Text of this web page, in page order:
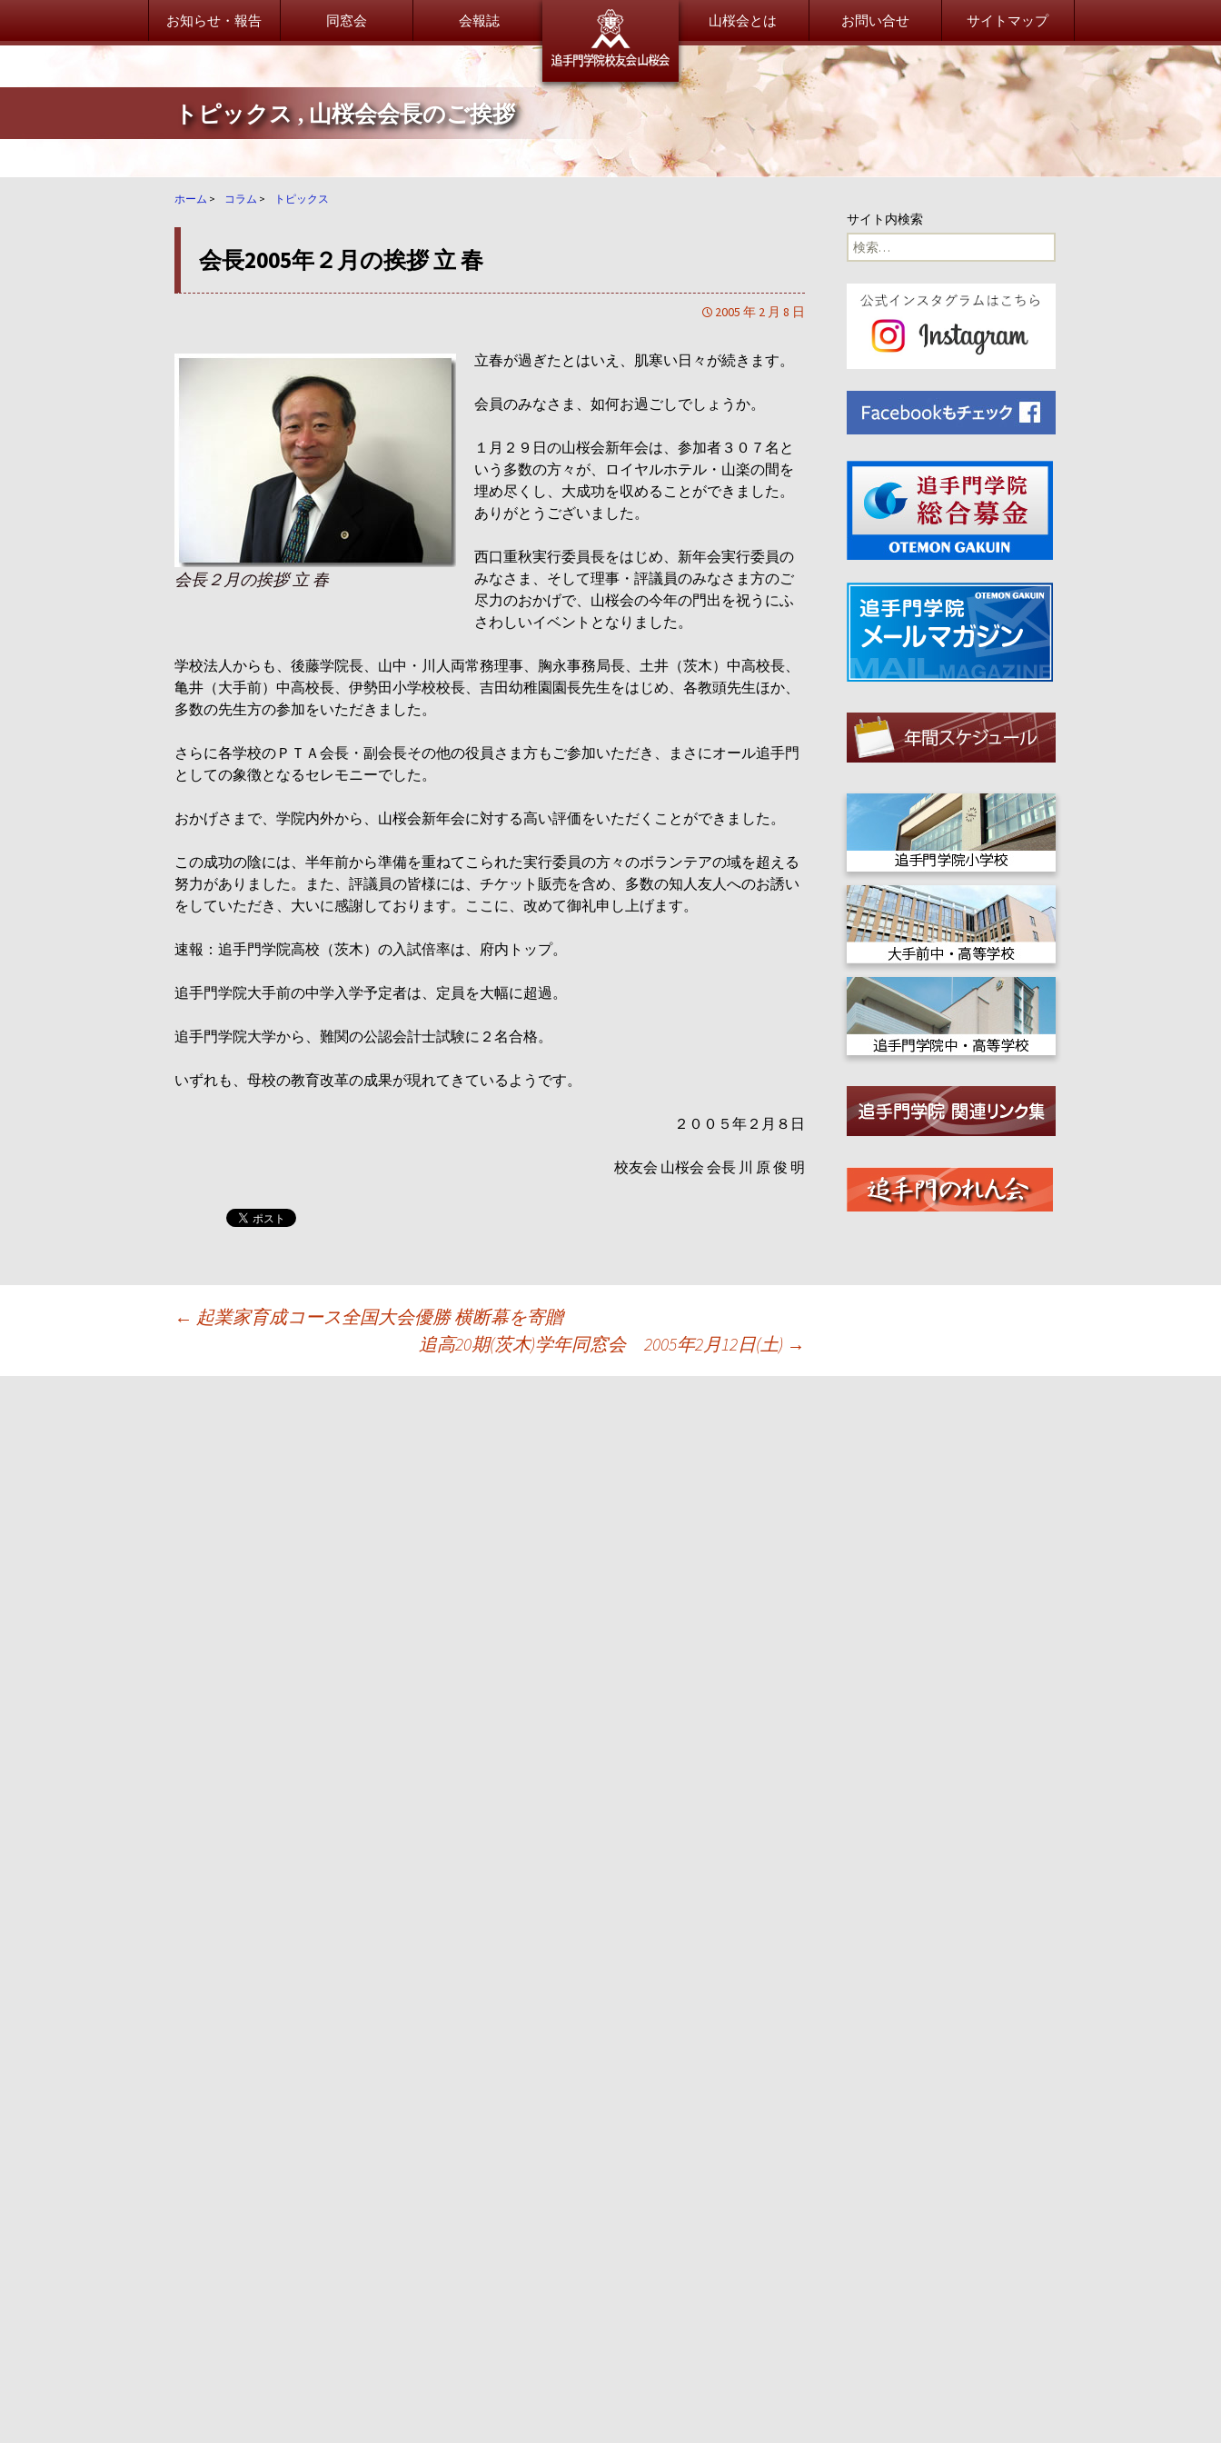
追手門学院校友会 山桜会オフィシ
お知らせ・報告
山桜会からのお知らせ
山桜会からのお知らせ
卒業生だより！
学校・在校生だより
委員会だより
総務委員会
同窓会サポート委員会
総会・新年会
総会・新年会について
大手前中・高等学校
茨木中・高等学校
退職OB／OG
事務局だより
事務局からのお知らせ
100周年
同窓会 会報誌 山桜会とは お問い合せ サイトマップ
トピックス, 山桜会会長のご挨拶
ホーム > コラム > トピックス
会長2005年２月の挨拶 立 春
2005 年 2 月 8 日
会長２月の挨拶 立 春
立春が過ぎたとはいえ、肌寒い日々が続きます。
会員のみなさま、如何お過ごしでしょうか。
１月２９日の山桜会新年会は、参加者３０７名と
いう多数の方々が、ロイヤルホテル・山楽の間を
埋め尽くし、大成功を収めることができました。
ありがとうございました。
西口重秋実行委員長をはじめ、新年会実行委員の
みなさま、そして理事・評議員のみなさま方のご
尽力のおかげで、山桜会の今年の門出を祝うにふ
さわしいイベントとなりました。
学校法人からも、後藤学院長、山中・川人両常務理事、胸永事務局長、土井（茨木）中高校長、
亀井（大手前）中高校長、伊勢田小学校校長、吉田幼稚園園長先生をはじめ、各教頭先生ほか、
多数の先生方の参加をいただきました。
さらに各学校のＰＴＡ会長・副会長その他の役員さま方もご参加いただき、まさにオール追手門
としての象徴となるセレモニーでした。
おかげさまで、学院内外から、山桜会新年会に対する高い評価をいただくことができました。
この成功の陰には、半年前から準備を重ねてこられた実行委員の方々のボランテアの域を超える
努力がありました。また、評議員の皆様には、チケット販売を含め、多数の知人友人へのお誘い
をしていただき、大いに感謝しております。ここに、改めて御礼申し上げます。
速報：追手門学院高校（茨木）の入試倍率は、府内トップ。
追手門学院大手前の中学入学予定者は、定員を大幅に超過。
追手門学院大学から、難関の公認会計士試験に２名合格。
いずれも、母校の教育改革の成果が現れてきているようです。
２００５年２月８日
校友会 山桜会 会長 川 原 俊 明
← 起業家育成コース全国大会優勝 横断幕を寄贈
追高20期(茨木)学年同窓会 2005年2月12日(土) →
サイト内検索
検
索: